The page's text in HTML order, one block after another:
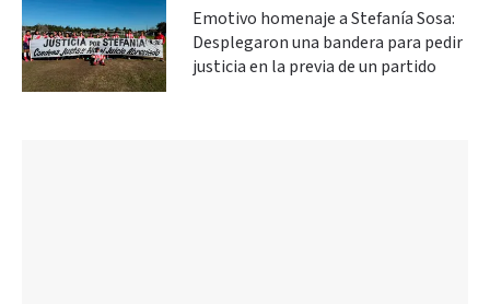
Emotivo homenaje a Stefanía Sosa:
Desplegaron una bandera para pedir
justicia en la previa de un partido